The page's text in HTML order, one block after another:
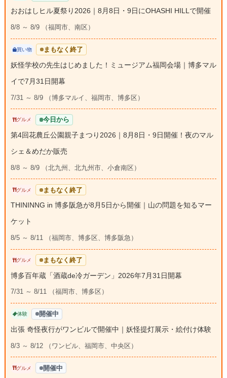
おおはしヒル夏祭り2026｜8月8日・9日にOHASHI HILLで開催
8/8 ～ 8/9 （福岡市、南区）
買い物 まもなく終了
妖怪学校の先生はじめました！ミュージアム福岡会場｜博多マル
イで7月31日開幕
7/31 ～ 8/9 （博多マルイ、福岡市、博多区）
グルメ 今日から
第4回花農丘公園親子まつり2026｜8月8日・9日開催！夜のマル
シェ＆めだか販売
8/8 ～ 8/9 （北九州、北九州市、小倉南区）
グルメ まもなく終了
THININNG in 博多阪急が8月5日から開催｜山の問題を知るマー
ケット
8/5 ～ 8/11 （福岡市、博多区、博多阪急）
グルメ まもなく終了
博多百年蔵「酒蔵de冷ガーデン」2026年7月31日開幕
7/31 ～ 8/11 （福岡市、博多区）
体験 開催中
出張 奇怪夜行がワンビルで開催中｜妖怪提灯展示・絵付け体験
8/3 ～ 8/12 （ワンビル、福岡市、中央区）
グルメ 開催中